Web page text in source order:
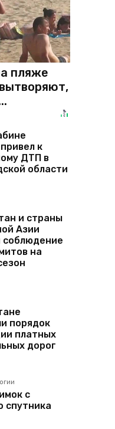
пляже
к
ДТП в
области
и страны
Азии
соблюдение
на
порядок
платных
дорог
с
спутника